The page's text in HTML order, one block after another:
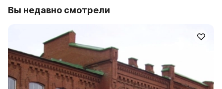
Вы недавно смотрели